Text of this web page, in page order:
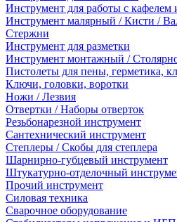
Инструмент для работы с кафелем
Инструмент малярный / Кисти /
Стержни
Инструмент для разметки
Инструмент монтажный /
Пистолеты для пены, герметика,
Ключи, головки, воротки
Ножи / Лезвия
Отвертки / Наборы отверток
Резьбонарезной инструмент
Сантехнический инструмент
Степлеры / Скобы для степлера
Шарнирно-губцевый инструмент
Штукатурно-отделочный
Прочий инструмент
Силовая техника
Сварочное оборудование